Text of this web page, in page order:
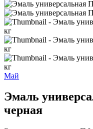
Май
Эмаль
черная